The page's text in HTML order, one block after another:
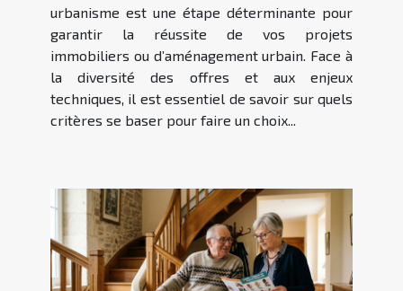
urbanisme est une étape déterminante pour
garantir la réussite de vos projets
immobiliers ou d’aménagement urbain. Face à
la diversité des offres et aux enjeux
techniques, il est essentiel de savoir sur quels
critères se baser pour faire un choix...